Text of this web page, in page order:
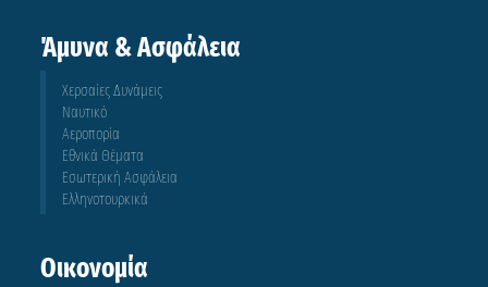
Άμυνα & Ασφάλεια
Χερσαίες Δυνάμεις
Ναυτικό
Αεροπορία
Εθνικά Θέματα
Εσωτερική Ασφάλεια
Ελληνοτουρκικά
Οικονομία